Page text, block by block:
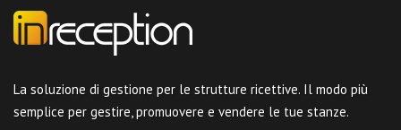
La soluzione di gestione per le strutture ricettive. Il modo più
semplice per gestire, promuovere e vendere le tue stanze.